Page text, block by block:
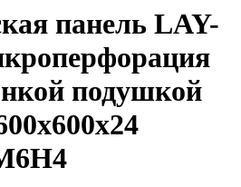
панель LAY-
подушкой